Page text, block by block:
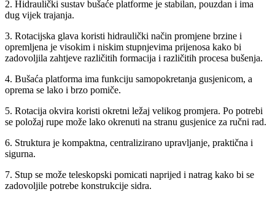
2. Hidraulički sustav bušaće platforme je stabilan, pouzdan i ima
dug vijek trajanja.
3. Rotacijska glava koristi hidraulički način promjene brzine i
opremljena je visokim i niskim stupnjevima prijenosa kako bi
zadovoljila zahtjeve različitih formacija i različitih procesa bušenja.
4. Bušaća platforma ima funkciju samopokretanja gusjenicom, a
oprema se lako i brzo pomiče.
5. Rotacija okvira koristi okretni ležaj velikog promjera. Po potrebi
se položaj rupe može lako okrenuti na stranu gusjenice za ručni rad.
6. Struktura je kompaktna, centralizirano upravljanje, praktična i
sigurna.
7. Stup se može teleskopski pomicati naprijed i natrag kako bi se
zadovoljile potrebe konstrukcije sidra.